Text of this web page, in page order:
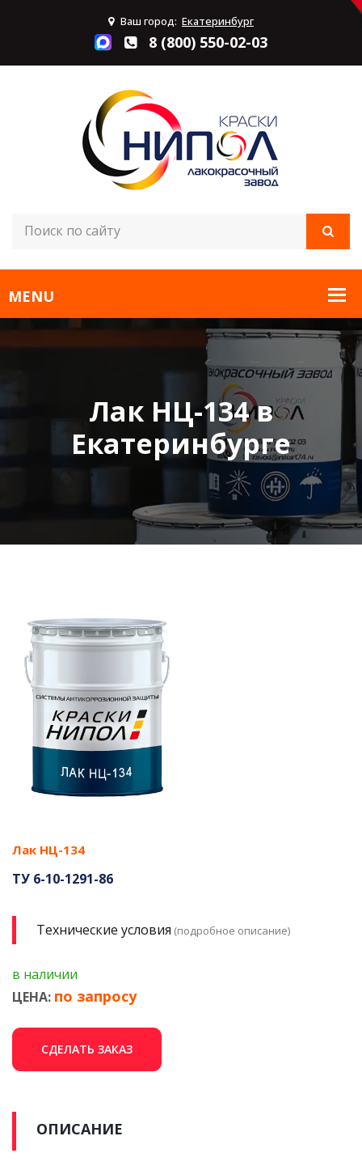
Ваш город: Екатеринбург
8 (800) 550-02-03
Лак НЦ-134 в
Екатеринбурге
Лак НЦ-134
ТУ 6-10-1291-86
Технические условия (подробное описание)
в наличии
ЦЕНА: по запросу
СДЕЛАТЬ ЗАКАЗ
ОПИСАНИЕ